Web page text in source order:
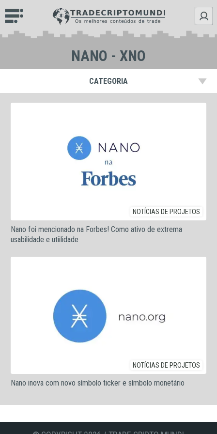
NANO - XNO
CATEGORIA
NOTÍCIAS DE PROJETOS
Nano foi mencionado na Forbes! Como ativo de extrema
usabilidade e utiilidade
NOTÍCIAS DE PROJETOS
Nano inova com novo símbolo ticker e símbolo monetário